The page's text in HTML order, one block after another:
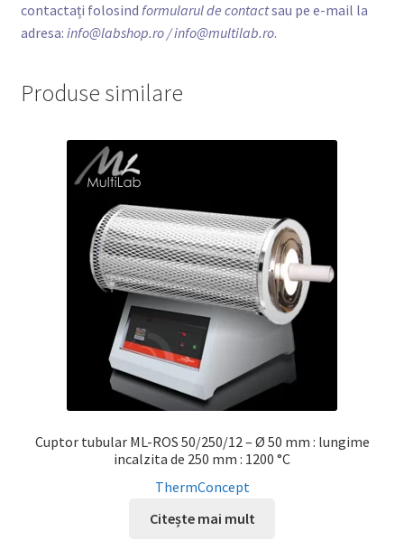
contactați folosind formularul de contactsau pe e-mail la
adresa: info@labshop.ro/ info@multilab.ro.
Produse similare
Cuptor tubular ML-ROS 50/250/12 – Ø 50 mm : lungime
incalzita de 250 mm : 1200 °C
ThermConcept
Citește mai mult